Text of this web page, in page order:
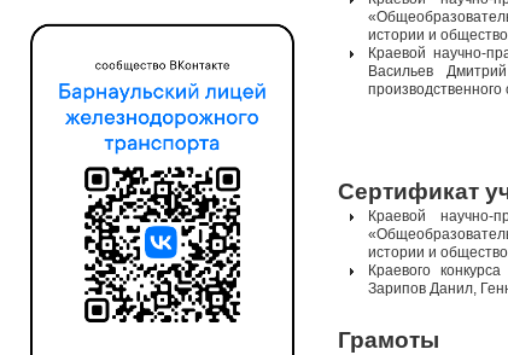
истории и
Краевой научно-
Васильев
производственного
Сертификат
Краевой научно-
истории и
Краевого
Зарипов Данил,
Грамоты